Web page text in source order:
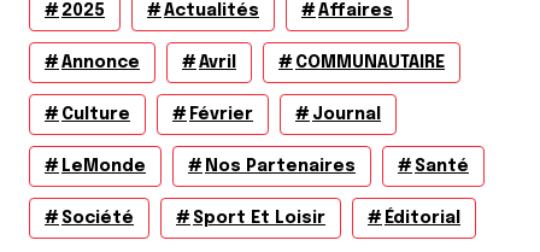
2025 Actualités Affaires
Annonce Avril COMMUNAUTAIRE
Culture Février Journal
LeMonde Nos Partenaires Santé
Société Sport Et Loisir Éditorial